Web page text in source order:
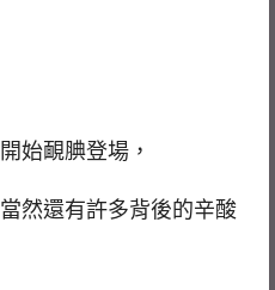
始靦腆登場，
然還有許多背後的辛酸